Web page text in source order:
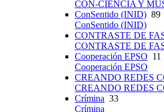
CON-CIENCIA Y
ConSentido (INID) 89
ConSentido (INID)
CONTRASTE DE
CONTRASTE DE
Cooperación EPSO 11
Cooperación EPSO
CREANDO REDES
CREANDO REDES
Crímina 33
Crímina